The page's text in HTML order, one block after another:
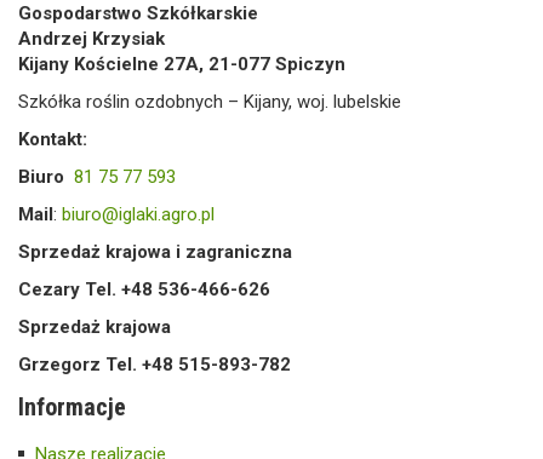
Gospodarstwo Szkółkarskie
Andrzej Krzysiak
Kijany Kościelne 27A, 21-077 Spiczyn
Szkółka roślin ozdobnych – Kijany, woj. lubelskie
Kontakt:
Biuro 81 75 77 593
Mail: biuro@iglaki.agro.pl
Sprzedaż krajowa i zagraniczna
Cezary Tel. +48 536-466-626
Sprzedaż krajowa
Grzegorz Tel. +48 515-893-782
Informacje
Nasze realizacje